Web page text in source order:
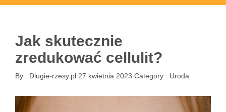
Jak skutecznie
zredukować cellulit?
By : Dlugie-rzesy.pl 27 kwietnia 2023 Category : Uroda